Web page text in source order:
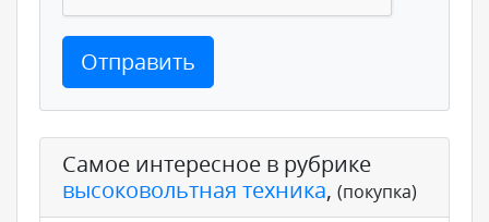
Отправить
Самое интересное в рубрике
высоковольтная техника, (покупка)